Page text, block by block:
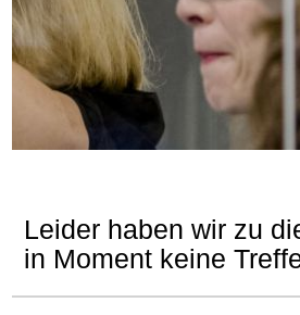
Leider haben wir zu
in Moment keine